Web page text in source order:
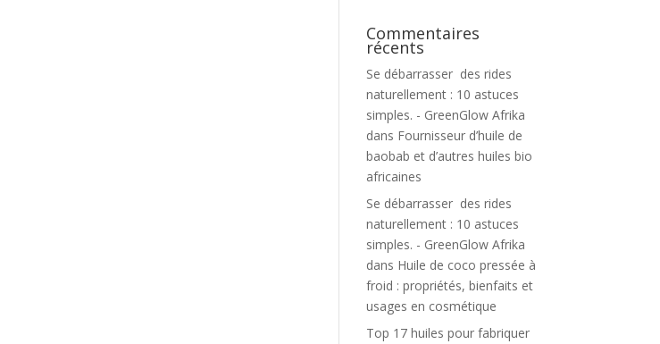
Commentaires
récents
Se débarrasser des rides
naturellement : 10 astuces
simples. - GreenGlow Afrika
dans Fournisseur d’huile de
baobab et d’autres huiles bio
africaines
Se débarrasser des rides
naturellement : 10 astuces
simples. - GreenGlow Afrika
dans Huile de coco pressée à
froid : propriétés, bienfaits et
usages en cosmétique
Top 17 huiles pour fabriquer